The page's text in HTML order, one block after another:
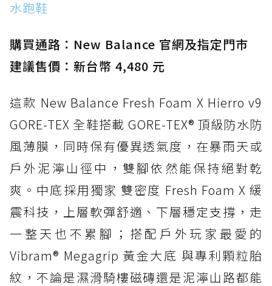
防水鞋推薦 15. Brooks Cascadia 19 GTX：注
水跑鞋
購買通路：New Balance 官網及指定門市
建議售價：新台幣 4,480 元
這款 New Balance Fresh Foam X Hierro v9
GORE-TEX 全鞋搭載 GORE-TEX® 頂級防水防
風薄膜，同時保有優異透氣度，在暴雨天或
戶外泥濘山徑中，雙腳依然能保持絕對乾
爽。中底採用獨家 雙密度 Fresh Foam X 緩
震科技，上層軟彈舒適、下層穩定支撐，走
一整天也不累腳；搭配戶外玩家最愛的
Vibram® Megagrip 黃金大底 與專利顆粒胎
紋，不論是濕滑騎樓磁磚還是泥濘山路都能